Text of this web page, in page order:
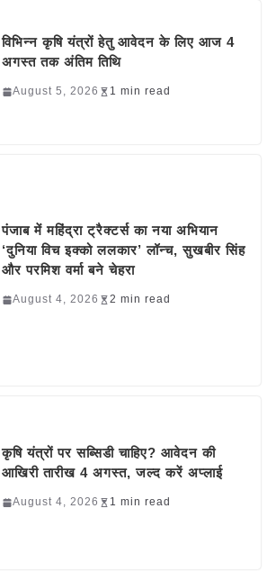
विभिन्न कृषि यंत्रों हेतु आवेदन के लिए आज 4
अगस्त तक अंतिम तिथि
August 5, 2026 1 min read
पंजाब में महिंद्रा ट्रैक्टर्स का नया अभियान
‘दुनिया विच इक्को ललकार’ लॉन्च, सुखबीर सिंह
और परमिश वर्मा बने चेहरा
August 4, 2026 2 min read
कृषि यंत्रों पर सब्सिडी चाहिए? आवेदन की
आखिरी तारीख 4 अगस्त, जल्द करें अप्लाई
August 4, 2026 1 min read